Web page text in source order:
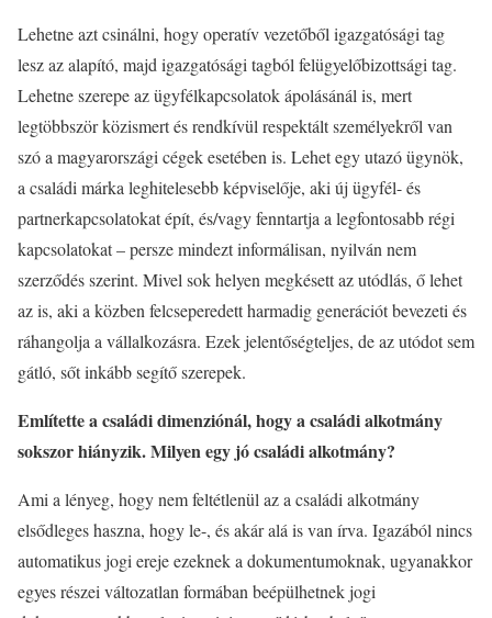
Lehetne azt csinálni, hogy operatív vezetőből igazgatósági tag
lesz az alapító, majd igazgatósági tagból felügyelőbizottsági tag.
Lehetne szerepe az ügyfélkapcsolatok ápolásánál is, mert
legtöbbször közismert és rendkívül respektált személyekről van
szó a magyarországi cégek esetében is. Lehet egy utazó ügynök,
a családi márka leghitelesebb képviselője, aki új ügyfél- és
partnerkapcsolatokat épít, és/vagy fenntartja a legfontosabb régi
kapcsolatokat – persze mindezt informálisan, nyilván nem
szerződés szerint. Mivel sok helyen megkésett az utódlás, ő lehet
az is, aki a közben felcseperedett harmadig generációt bevezeti és
ráhangolja a vállalkozásra. Ezek jelentőségteljes, de az utódot sem
gátló, sőt inkább segítő szerepek.
Említette a családi dimenziónál, hogy a családi alkotmány
sokszor hiányzik. Milyen egy jó családi alkotmány?
Ami a lényeg, hogy nem feltétlenül az a családi alkotmány
elsődleges haszna, hogy le-, és akár alá is van írva. Igazából nincs
automatikus jogi ereje ezeknek a dokumentumoknak, ugyanakkor
egyes részei változatlan formában beépülhetnek jogi